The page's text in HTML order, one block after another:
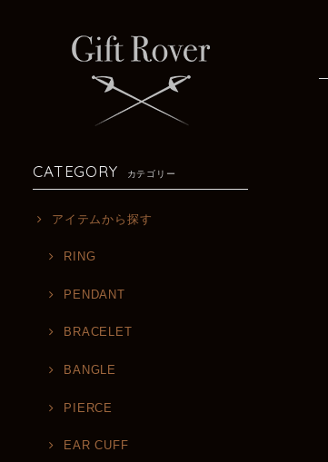
CATEGORY カテゴリー
アイテムから探す
RING
PENDANT
BRACELET
BANGLE
PIERCE
EAR CUFF